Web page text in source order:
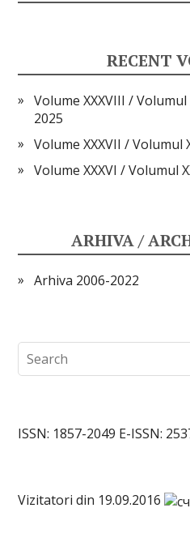
RECENT
Volume XXXVIII /
2025
Volume XXXVII / Volumul
Volume XXXVI / Volumul
ARHIVA /
Arhiva 2006-2022
ISSN: 1857-2049 E-ISSN:
Vizitatori din 19.09.2016